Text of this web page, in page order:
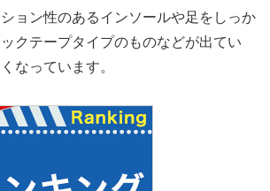
ョン性のあるインソールや足をしっか
クテープタイプのものなどが出てい
なっています。